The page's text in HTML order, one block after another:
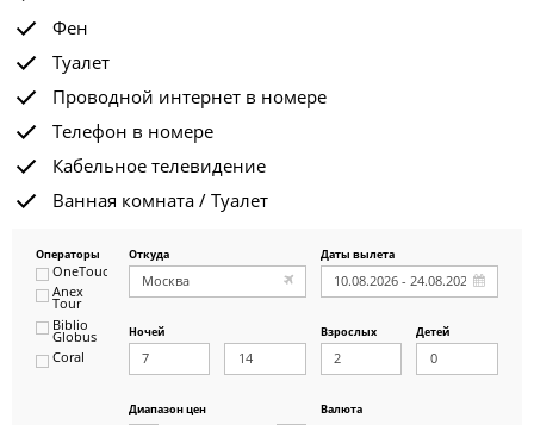
Фен
Туалет
Проводной интернет в номере
Телефон в номере
Кабельное телевидение
Ванная комната / Туалет
Операторы
OneTouch&Travel
Anex
Tour
Biblio
Globus
Coral
Откуда Даты вылета
Ночей Взрослых Детей
Диапазон цен
Валюта